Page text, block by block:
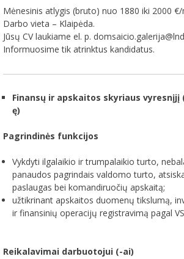
Mėnesinis atlygis (bruto) nuo 1880 iki 2000 €/
Darbo vieta – Klaipėda.
Jūsų CV laukiame el. p.
Informuosime tik atrinktus kandidatus.
Finansų ir apskaitos skyriaus vyresnįjį
ę)
Pagrindinės funkcijos
Vykdyti ilgalaikio ir trumpalaikio turto,
panaudos pagrindais valdomo turto,
paslaugas bei komandiruočių apskaitą;
užtikrinant apskaitos duomenų tikslumą,
ir finansinių operacijų registravimą pagal
Reikalavimai darbuotojui (-ai)